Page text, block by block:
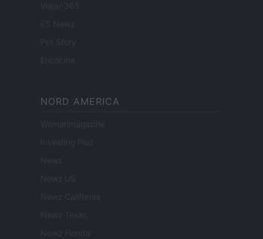
Viajar 365
ES Newz
Pet Story
Encocina
NORD AMERICA
Womanmagazine
Investing Plus
Newz
Newz US
Newz California
Newz Texas
Newz Florida